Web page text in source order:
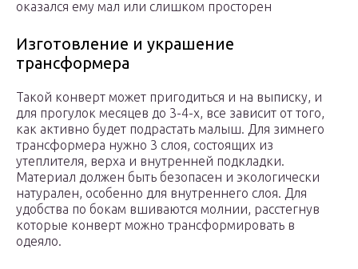
оказался ему мал или слишком просторен
Изготовление и украшение
трансформера
Такой конверт может пригодиться и на выписку, и
для прогулок месяцев до 3-4-х, все зависит от того,
как активно будет подрастать малыш. Для зимнего
трансформера нужно 3 слоя, состоящих из
утеплителя, верха и внутренней подкладки.
Материал должен быть безопасен и экологически
натурален, особенно для внутреннего слоя. Для
удобства по бокам вшиваются молнии, расстегнув
которые конверт можно трансформировать в
одеяло.